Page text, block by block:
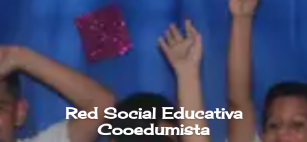
Red Social Educativa
Cooedumista